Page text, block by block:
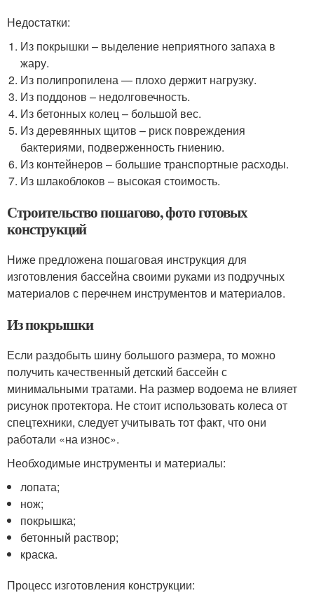
Недостатки:
Из покрышки – выделение неприятного запаха в
жару.
Из полипропилена — плохо держит нагрузку.
Из поддонов – недолговечность.
Из бетонных колец – большой вес.
Из деревянных щитов – риск повреждения
бактериями, подверженность гниению.
Из контейнеров – большие транспортные расходы.
Из шлакоблоков – высокая стоимость.
Строительство пошагово, фото готовых
конструкций
Ниже предложена пошаговая инструкция для
изготовления бассейна своими руками из подручных
материалов с перечнем инструментов и материалов.
Из покрышки
Если раздобыть шину большого размера, то можно
получить качественный детский бассейн с
минимальными тратами. На размер водоема не влияет
рисунок протектора. Не стоит использовать колеса от
спецтехники, следует учитывать тот факт, что они
работали «на износ».
Необходимые инструменты и материалы:
лопата;
нож;
покрышка;
бетонный раствор;
краска.
Процесс изготовления конструкции: